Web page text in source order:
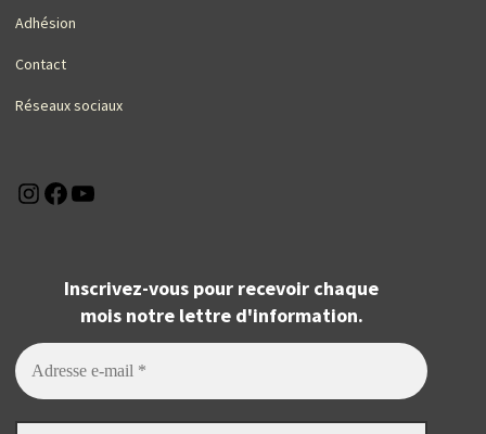
Adhésion
Contact
Réseaux sociaux
Instagram
Facebook
Inscrivez-vous pour recevoir chaque
mois notre lettre d'information.